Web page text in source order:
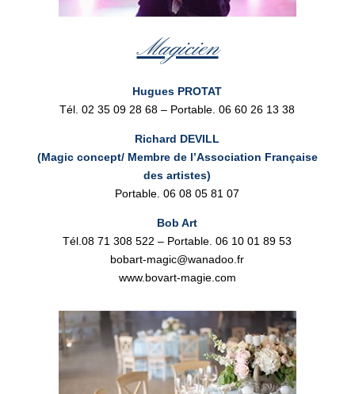
Magicien
Hugues PROTAT
Tél. 02 35 09 28 68 – Portable. 06 60 26 13 38
Richard DEVILL
(Magic concept/ Membre de l’Association Française
des artistes)
Portable. 06 08 05 81 07
Bob Art
Tél.08 71 308 522 – Portable. 06 10 01 89 53
bobart-magic@wanadoo.fr
www.bovart-magie.com